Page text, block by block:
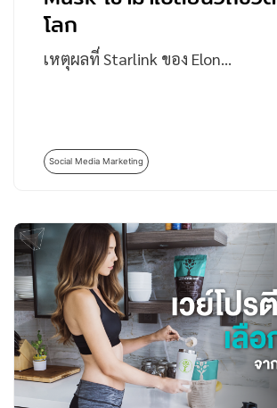
โลก
เหตุผลที่ Starlink ของ Elon…
Social Media Marketing